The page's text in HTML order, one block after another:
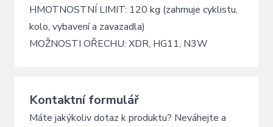
HMOTNOSTNÍ LIMIT: 120 kg (zahrnuje cyklistu,
kolo, vybavení a zavazadla)
MOŽNOSTI OŘECHU: XDR, HG11, N3W
Kontaktní formulář
Máte jakýkoliv dotaz k produktu? Neváhejte a